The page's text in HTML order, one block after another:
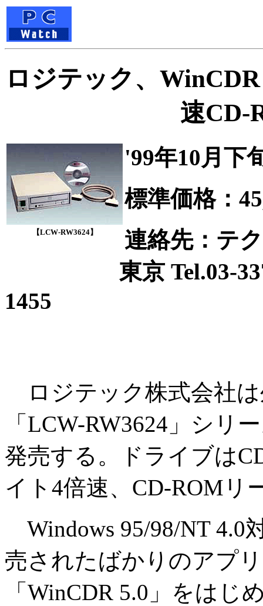
ロジテック、
速CD-
【LCW-RW3624】
'99年10月下
標準価格：
連絡先：テ
東京 Tel.03-3377-
1455
ロジテック株式会社は
「LCW-RW3624」シリ
発売する。ドライブは
イト4倍速、CD-ROMリ
Windows 95/98/NT 4.0
売されたばかりのアプ
「WinCDR 5.0」をはじ